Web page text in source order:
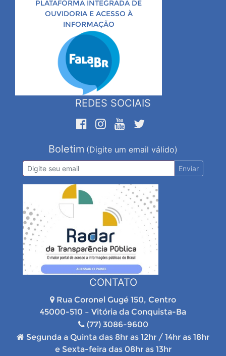
PLATAFORMA INTEGRADA DE
OUVIDORIA E ACESSO À
INFORMAÇÃO
REDES SOCIAIS
Boletim (Digite um email válido)
Enviar
CONTATO
Rua Coronel Gugé 150, Centro
45000-510 – Vitória da Conquista-Ba
(77) 3086-9600
Segunda a Quinta das 8hr as 12hr / 14hr as 18hr
e Sexta-feira das 08hr as 13hr